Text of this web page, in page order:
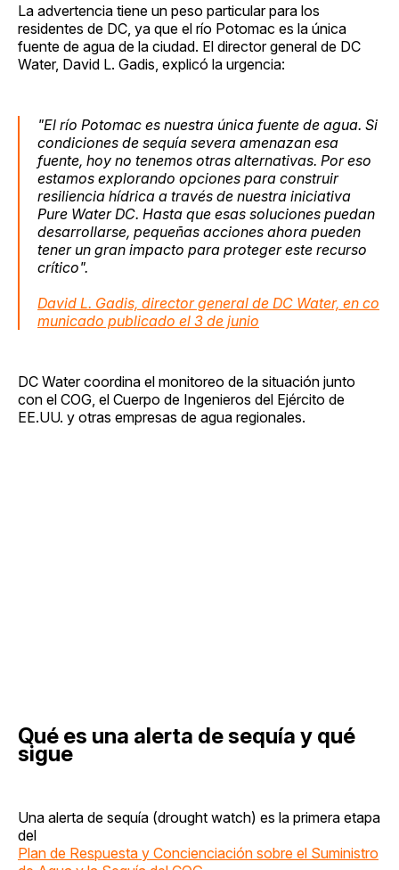
La advertencia tiene un peso particular para los
residentes de DC, ya que el río Potomac es la única
fuente de agua de la ciudad. El director general de DC
Water, David L. Gadis, explicó la urgencia:
"El río Potomac es nuestra única fuente de agua. Si
condiciones de sequía severa amenazan esa
fuente, hoy no tenemos otras alternativas. Por eso
estamos explorando opciones para construir
resiliencia hídrica a través de nuestra iniciativa
Pure Water DC. Hasta que esas soluciones puedan
desarrollarse, pequeñas acciones ahora pueden
tener un gran impacto para proteger este recurso
crítico".
David L. Gadis, director general de DC Water, en co
municado publicado el 3 de junio
DC Water coordina el monitoreo de la situación junto
con el COG, el Cuerpo de Ingenieros del Ejército de
EE.UU. y otras empresas de agua regionales.
Qué es una alerta de sequía y qué
sigue
Una alerta de sequía (drought watch) es la primera etapa
del
Plan de Respuesta y Concienciación sobre el Suministro